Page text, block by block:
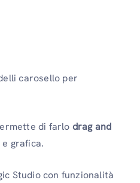
carosello per
di farlo drag and
grafica.
Studio con funzionalità